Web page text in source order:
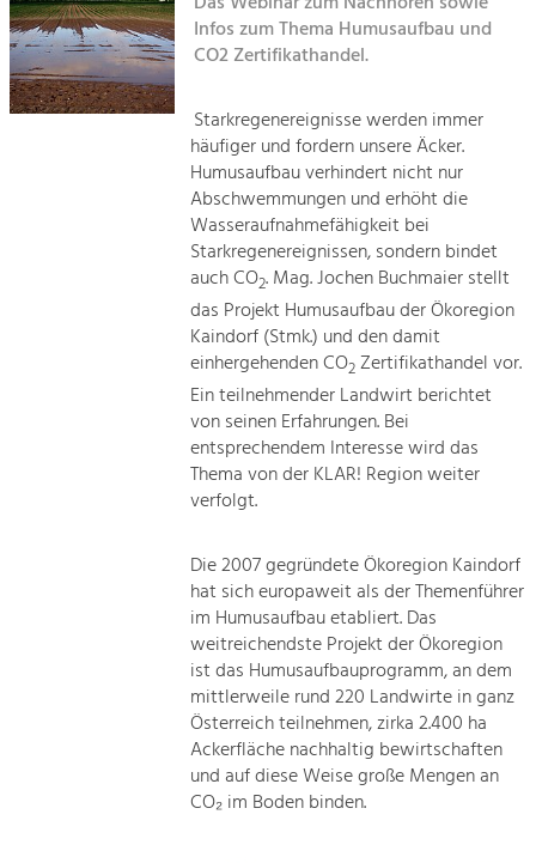
Kirchen am Fluss
Suche
Tourismus
Angebotsentwicklung und
Positionierung.
Kunst & Kultur
Handwerk, Wissenschaft und Forschung.
Soziales, Bildung &
Gleichberechtigung, Jugend und
Mobilität & Energie
Klimawandel, öffentlicher Verkehr und
erneuerbare Energie
Steigerung regionaler Wertschöpfung
Infos zum Thema Humusaufbau und
CO2 Zertifikathandel.
Starkregenereignisse werden immer
häufiger und fordern unsere Äcker.
Humusaufbau verhindert nicht nur
Abschwemmungen und erhöht die
Wasseraufnahmefähigkeit bei
Starkregenereignissen, sondern bindet
auch CO2. Mag. Jochen Buchmaier stellt
das Projekt Humusaufbau der Ökoregion
Kaindorf (Stmk.) und den damit
einhergehenden CO2Zertifikathandel vor.
Ein teilnehmender Landwirt berichtet
von seinen Erfahrungen. Bei
entsprechendem Interesse wird das
Thema von der KLAR! Region weiter
verfolgt.
Die 2007 gegründete Ökoregion Kaindorf
hat sich europaweit als der Themenführer
im Humusaufbau etabliert. Das
weitreichendste Projekt der Ökoregion
ist das Humusaufbauprogramm, an dem
mittlerweile rund 220 Landwirte in ganz
Österreich teilnehmen, zirka 2.400 ha
Ackerfläche nachhaltig bewirtschaften
und auf diese Weise große Mengen an
CO₂ im Boden binden.